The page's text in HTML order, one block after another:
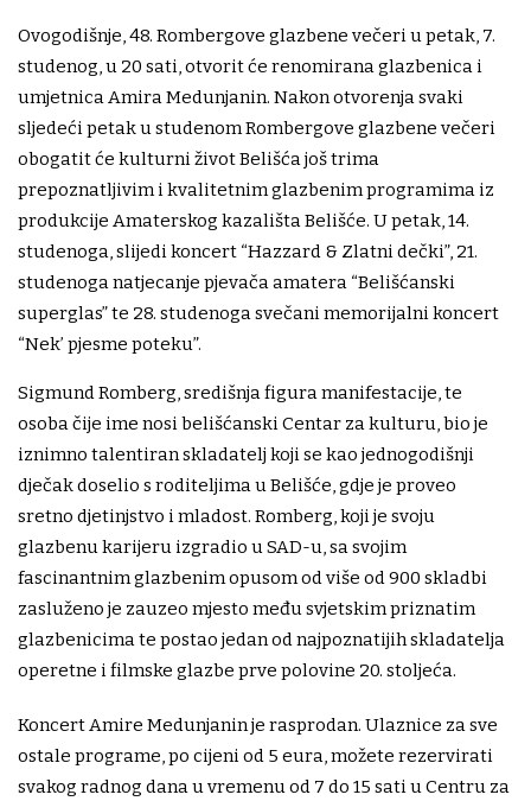
Ovogodišnje, 48. Rombergove glazbene večeri u petak, 7.
studenog, u 20 sati, otvorit će renomirana glazbenica i
umjetnica Amira Medunjanin. Nakon otvorenja svaki
sljedeći petak u studenom Rombergove glazbene večeri
obogatit će kulturni život Belišća još trima
prepoznatljivim i kvalitetnim glazbenim programima iz
produkcije Amaterskog kazališta Belišće. U petak, 14.
studenoga, slijedi koncert “Hazzard & Zlatni dečki”, 21.
studenoga natjecanje pjevača amatera “Belišćanski
superglas” te 28. studenoga svečani memorijalni koncert
“Nek’ pjesme poteku”.
Sigmund Romberg, središnja figura manifestacije, te
osoba čije ime nosi belišćanski Centar za kulturu, bio je
iznimno talentiran skladatelj koji se kao jednogodišnji
dječak doselio s roditeljima u Belišće, gdje je proveo
sretno djetinjstvo i mladost. Romberg, koji je svoju
glazbenu karijeru izgradio u SAD-u, sa svojim
fascinantnim glazbenim opusom od više od 900 skladbi
zasluženo je zauzeo mjesto među svjetskim priznatim
glazbenicima te postao jedan od najpoznatijih skladatelja
operetne i filmske glazbe prve polovine 20. stoljeća.
Koncert Amire Medunjanin je rasprodan. Ulaznice za sve
ostale programe, po cijeni od 5 eura, možete rezervirati
svakog radnog dana u vremenu od 7 do 15 sati u Centru za